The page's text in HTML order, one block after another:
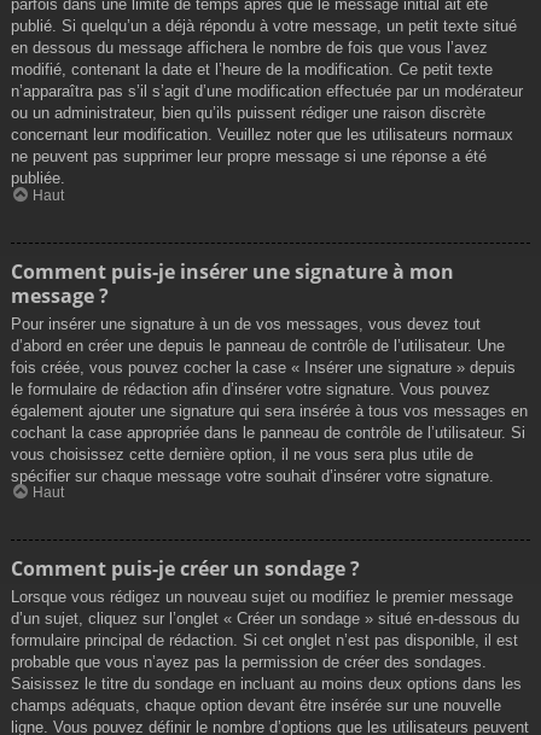
parfois dans une limite de temps après que le message initial ait été
publié. Si quelqu’un a déjà répondu à votre message, un petit texte situé
en dessous du message affichera le nombre de fois que vous l’avez
modifié, contenant la date et l’heure de la modification. Ce petit texte
n’apparaîtra pas s’il s’agit d’une modification effectuée par un modérateur
ou un administrateur, bien qu’ils puissent rédiger une raison discrète
concernant leur modification. Veuillez noter que les utilisateurs normaux
ne peuvent pas supprimer leur propre message si une réponse a été
publiée.
Haut
Comment puis-je insérer une signature à mon
message ?
Pour insérer une signature à un de vos messages, vous devez tout
d’abord en créer une depuis le panneau de contrôle de l’utilisateur. Une
fois créée, vous pouvez cocher la case « Insérer une signature » depuis
le formulaire de rédaction afin d’insérer votre signature. Vous pouvez
également ajouter une signature qui sera insérée à tous vos messages en
cochant la case appropriée dans le panneau de contrôle de l’utilisateur. Si
vous choisissez cette dernière option, il ne vous sera plus utile de
spécifier sur chaque message votre souhait d’insérer votre signature.
Haut
Comment puis-je créer un sondage ?
Lorsque vous rédigez un nouveau sujet ou modifiez le premier message
d’un sujet, cliquez sur l’onglet « Créer un sondage » situé en-dessous du
formulaire principal de rédaction. Si cet onglet n’est pas disponible, il est
probable que vous n’ayez pas la permission de créer des sondages.
Saisissez le titre du sondage en incluant au moins deux options dans les
champs adéquats, chaque option devant être insérée sur une nouvelle
ligne. Vous pouvez définir le nombre d’options que les utilisateurs peuvent